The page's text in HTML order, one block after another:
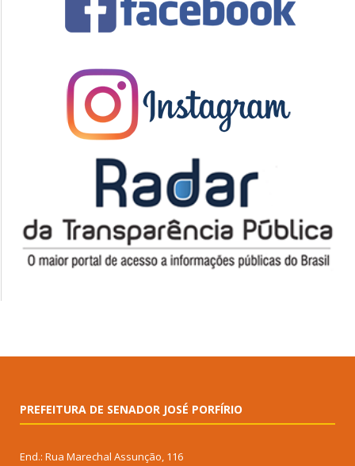
PREFEITURA DE SENADOR JOSÉ PORFÍRIO
End.: Rua Marechal Assunção, 116